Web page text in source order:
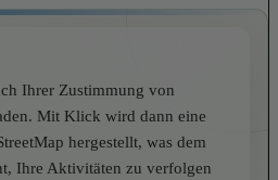
Ihrer Zustimmung von
Mit Klick wird dann eine
hergestellt, was dem
Ihre Aktivitäten zu verfolgen